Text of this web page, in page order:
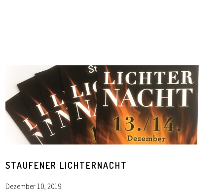
STAUFENER LICHTERNACHT
Dezember 10, 2019